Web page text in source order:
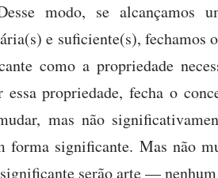
modo, se alcançamos
e suficiente(s),
como a propriedade
essa propriedade, fecha o
mas não
forma significante. Mas não
serão arte — nenhum